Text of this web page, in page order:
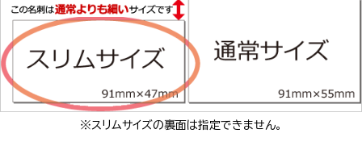
※スリムサイズの裏面は指定できません。